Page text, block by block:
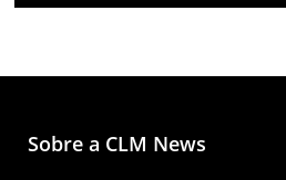
Sobre a CLM News